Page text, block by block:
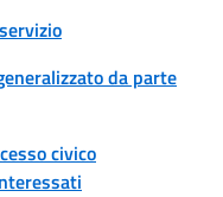
da parte
civico